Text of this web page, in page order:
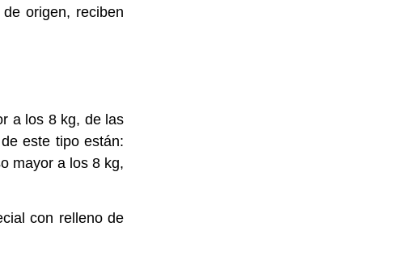
origen, reciben
a los 8 kg, de las
este tipo están:
mayor a los 8 kg,
con relleno de